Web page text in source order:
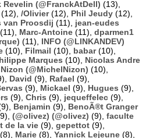
Revelin (@FranckAtDell) (13),
(12), /Olivier(12), Phil Jeudy (12),
van Proosdij (11), jean-eudes
(11), Marc-Antoine (11), dparmen1
(11), INFO (@LINKANDEV)
(10), Filmail (10), babar(10),
Marques (10), Nicolas Andre
(@MichelNizon) (10),
David (9), Rafael (9),
(9), Mickael (9), Hugues (9),
(9), Chris (9), jequeffelec (9),
Benjamin (9), BenoÃ®t Granger
(@olivez) (@olivez) (9), faculte
de la vie (9), gepettot (9),
(8), Marie (8), Yannick Lejeune (8),